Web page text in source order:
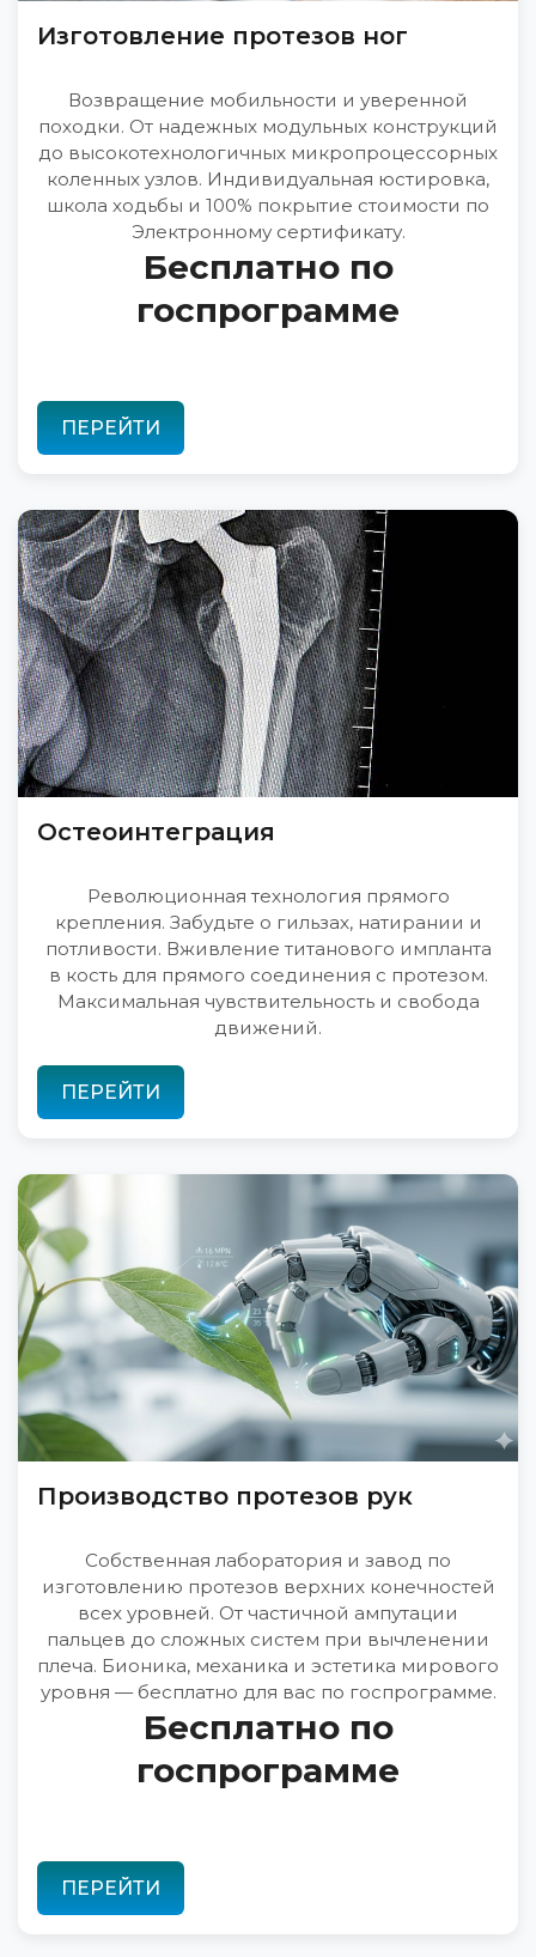
Изготовление протезов ног
Возвращение мобильности и уверенной
походки. От надежных модульных конструкций
до высокотехнологичных микропроцессорных
коленных узлов. Индивидуальная юстировка,
школа ходьбы и 100% покрытие стоимости по
Электронному сертификату.
Бесплатно по
госпрограмме
ПЕРЕЙТИ
Остеоинтеграция
Революционная технология прямого
крепления. Забудьте о гильзах, натирании и
потливости. Вживление титанового импланта
в кость для прямого соединения с протезом.
Максимальная чувствительность и свобода
движений.
ПЕРЕЙТИ
Производство протезов рук
Собственная лаборатория и завод по
изготовлению протезов верхних конечностей
всех уровней. От частичной ампутации
пальцев до сложных систем при вычленении
плеча. Бионика, механика и эстетика мирового
уровня — бесплатно для вас по госпрограмме.
Бесплатно по
госпрограмме
ПЕРЕЙТИ